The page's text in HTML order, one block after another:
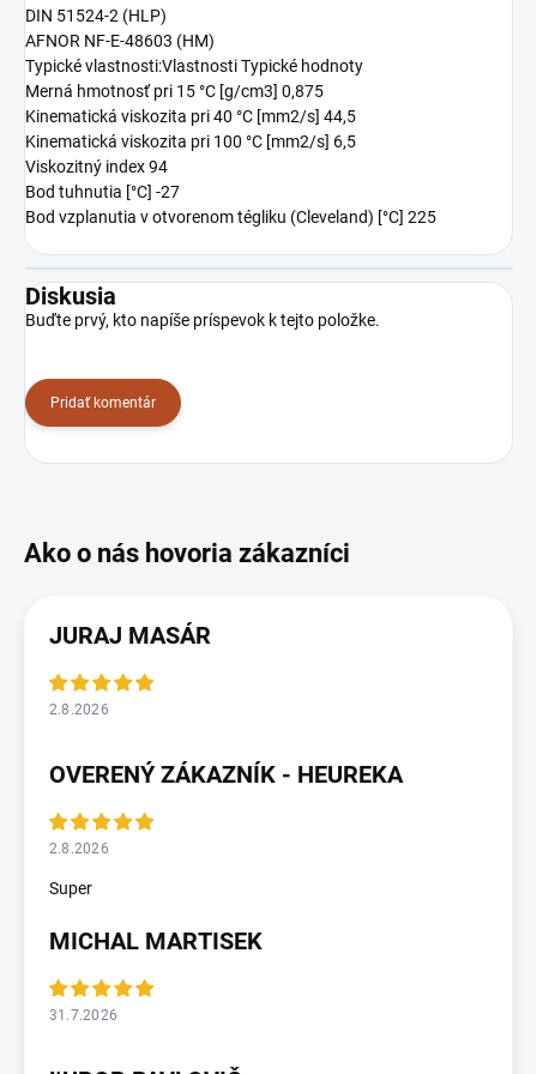
DIN 51524-2 (HLP)
AFNOR NF-E-48603 (HM)
Typické vlastnosti:Vlastnosti Typické hodnoty
Merná hmotnosť pri 15 °C [g/cm3] 0,875
Kinematická viskozita pri 40 °C [mm2/s] 44,5
Kinematická viskozita pri 100 °C [mm2/s] 6,5
Viskozitný index 94
Bod tuhnutia [°C] -27
Bod vzplanutia v otvorenom tégliku (Cleveland) [°C] 225
Diskusia
Buďte prvý, kto napíše príspevok k tejto položke.
Pridať komentár
JURAJ MASÁR
2.8.2026
OVERENÝ ZÁKAZNÍK - HEUREKA
2.8.2026
Super
MICHAL MARTISEK
31.7.2026